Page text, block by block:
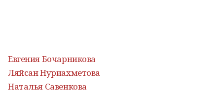
Евгения Бочарникова
Ляйсан Нуриахметова
Наталья Савенкова